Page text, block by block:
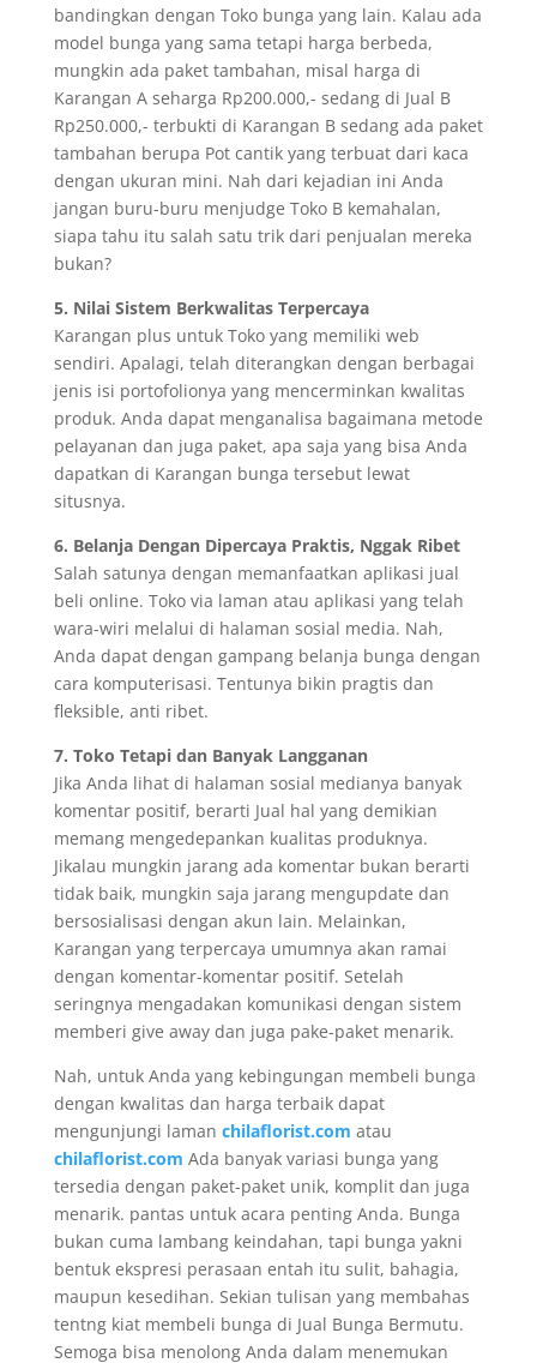
bandingkan dengan Toko bunga yang lain. Kalau ada
model bunga yang sama tetapi harga berbeda,
mungkin ada paket tambahan, misal harga di
Karangan A seharga Rp200.000,- sedang di Jual B
Rp250.000,- terbukti di Karangan B sedang ada paket
tambahan berupa Pot cantik yang terbuat dari kaca
dengan ukuran mini. Nah dari kejadian ini Anda
jangan buru-buru menjudge Toko B kemahalan,
siapa tahu itu salah satu trik dari penjualan mereka
bukan?
5. Nilai Sistem Berkwalitas Terpercaya
Karangan plus untuk Toko yang memiliki web
sendiri. Apalagi, telah diterangkan dengan berbagai
jenis isi portofolionya yang mencerminkan kwalitas
produk. Anda dapat menganalisa bagaimana metode
pelayanan dan juga paket, apa saja yang bisa Anda
dapatkan di Karangan bunga tersebut lewat
situsnya.
6. Belanja Dengan Dipercaya Praktis, Nggak Ribet
Salah satunya dengan memanfaatkan aplikasi jual
beli online. Toko via laman atau aplikasi yang telah
wara-wiri melalui di halaman sosial media. Nah,
Anda dapat dengan gampang belanja bunga dengan
cara komputerisasi. Tentunya bikin pragtis dan
fleksible, anti ribet.
7. Toko Tetapi dan Banyak Langganan
Jika Anda lihat di halaman sosial medianya banyak
komentar positif, berarti Jual hal yang demikian
memang mengedepankan kualitas produknya.
Jikalau mungkin jarang ada komentar bukan berarti
tidak baik, mungkin saja jarang mengupdate dan
bersosialisasi dengan akun lain. Melainkan,
Karangan yang terpercaya umumnya akan ramai
dengan komentar-komentar positif. Setelah
seringnya mengadakan komunikasi dengan sistem
memberi give away dan juga pake-paket menarik.
Nah, untuk Anda yang kebingungan membeli bunga
dengan kwalitas dan harga terbaik dapat
mengunjungi laman chilaflorist.com atau
chilaflorist.com Ada banyak variasi bunga yang
tersedia dengan paket-paket unik, komplit dan juga
menarik. pantas untuk acara penting Anda. Bunga
bukan cuma lambang keindahan, tapi bunga yakni
bentuk ekspresi perasaan entah itu sulit, bahagia,
maupun kesedihan. Sekian tulisan yang membahas
tentng kiat membeli bunga di Jual Bunga Bermutu.
Semoga bisa menolong Anda dalam menemukan